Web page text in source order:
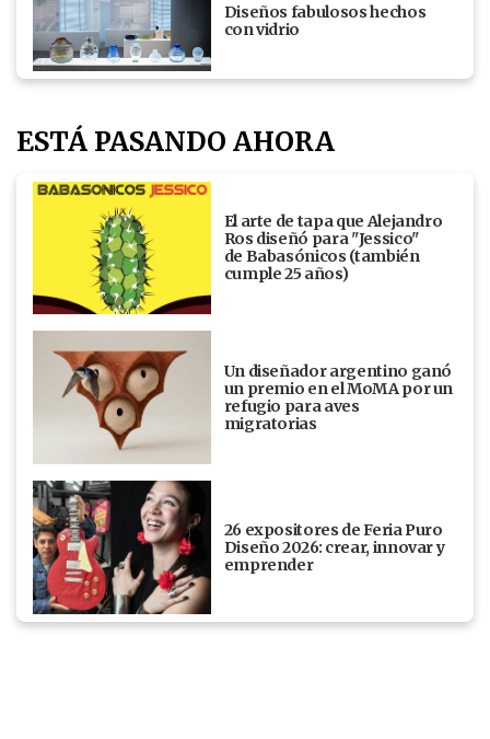
Diseños fabulosos hechos
con vidrio
ESTÁ PASANDO AHORA
El arte de tapa que Alejandro
Ros diseñó para "Jessico"
de Babasónicos (también
cumple 25 años)
Un diseñador argentino ganó
un premio en el MoMA por un
refugio para aves
migratorias
26 expositores de Feria Puro
Diseño 2026: crear, innovar y
emprender